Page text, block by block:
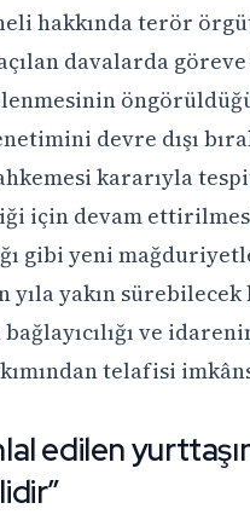
hakkında terör
davalarda
devre dışı
kararıyla
için devam
gibi yeni
yıla yakın
ve
telafisi
edilen